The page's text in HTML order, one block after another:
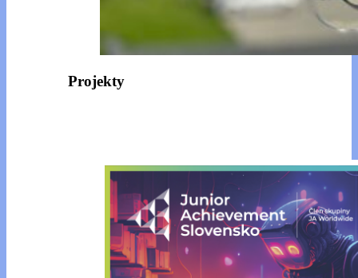
Projekty